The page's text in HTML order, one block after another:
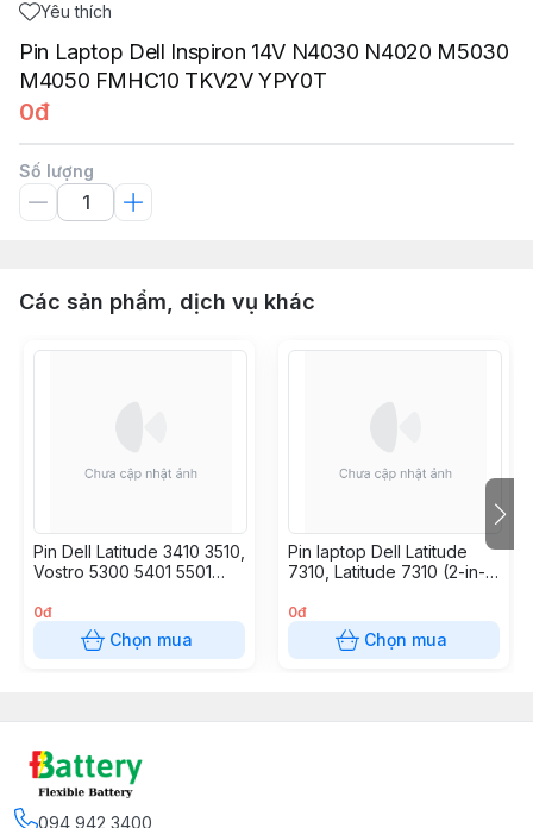
Yêu thích
Pin Laptop Dell Inspiron 14V N4030 N4020 M5030
M4050 FMHC10 TKV2V YPY0T
0đ
Số lượng
Các sản phẩm, dịch vụ khác
Pin Dell Latitude 3410 3510,
Vostro 5300 5401 5501
5401 5408 5409 5501
5508 7300 7405 7500,
H5CKD 53WH (ZIN)
0đ
Chọn mua
Pin laptop Dell Latitude
7310, Latitude 7310 (2-in-
7410 (2-in-1), 35J09
Y7HR3 WY9MP XMV7T
YJ9RP 7YX5Y 52WH
0đ
Chọn mua
094 942 3400